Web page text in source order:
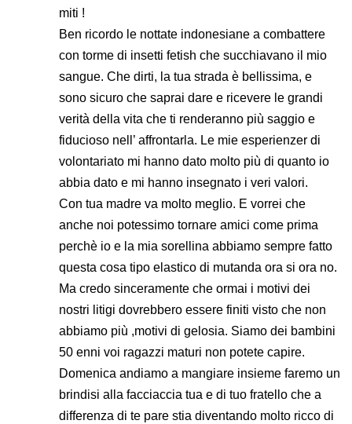
miti !
Ben ricordo le nottate indonesiane a combattere
con torme di insetti fetish che succhiavano il mio
sangue. Che dirti, la tua strada è bellissima, e
sono sicuro che saprai dare e ricevere le grandi
verità della vita che ti renderanno più saggio e
fiducioso nell’ affrontarla. Le mie esperienzer di
volontariato mi hanno dato molto più di quanto io
abbia dato e mi hanno insegnato i veri valori.
Con tua madre va molto meglio. E vorrei che
anche noi potessimo tornare amici come prima
perchè io e la mia sorellina abbiamo sempre fatto
questa cosa tipo elastico di mutanda ora si ora no.
Ma credo sinceramente che ormai i motivi dei
nostri litigi dovrebbero essere finiti visto che non
abbiamo più ,motivi di gelosia. Siamo dei bambini
50 enni voi ragazzi maturi non potete capire.
Domenica andiamo a mangiare insieme faremo un
brindisi alla facciaccia tua e di tuo fratello che a
differenza di te pare stia diventando molto ricco di